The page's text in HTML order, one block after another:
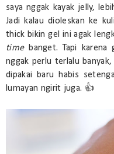
saya nggak kayak jelly,
Jadi kalau dioleskan ke
thick bikin gel ini agak
time banget. Tapi
nggak perlu terlalu
dipakai baru habis
lumayan ngirit juga. 👍